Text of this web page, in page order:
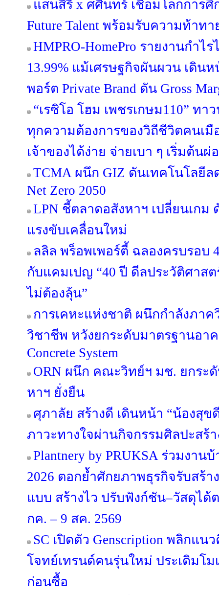
แสนสิริ x ศศินทร์ เชื่อมโลกการศึ
Future Talent พร้อมรับความท้าท
HMPRO-HomePro รายงานกำไ
13.99% แม้เศรษฐกิจผันผวน เดิน
พอร์ต Private Brand ดัน Gross
“เรซิโอ โฮม เพชรเกษม110” ท
ทุกความต้องการของวิถีชีวิตคนเมื
เจ้าของได้ง่าย จ่ายเบา ๆ เริ่มต้น
TCMA ผนึก GIZ ดันเทคโนโลยีล
Net Zero 2050
LPN ชี้ตลาดอสังหาฯ เปลี่ยนเก
แรงขับเคลื่อนใหม่
ลลิล พร็อพเพอร์ตี้ ฉลองครบรอบ
กับแคมเปญ “40 ปี ดีลประวัติศาส
ไม่ต้องลุ้น”
การเคหะแห่งชาติ ผนึกกำลังภาค
วิชาชีพ หวังยกระดับมาตรฐานอาค
Concrete System
ORN ผนึก คณะวิทย์ฯ มช. ยกระ
หาฯ ยั่งยืน
ศุภาลัย สร้างดี เดินหน้า “น้องสุข
ภาวะทางใจผ่านกิจกรรมศิลปะสร้
Plantnery by PRUKSA ร่วมงาน
2026 ตอกย้ำศักยภาพธุรกิจรับสร้
แบบ สร้างไว ปรับฟังก์ชัน–วัสดุได้
กค. – 9 สค. 2569
SC เปิดตัว Genscription พลิกแ
โจทย์เทรนด์คนรุ่นใหม่ ประเดิมโมเ
ก่อนซื้อ